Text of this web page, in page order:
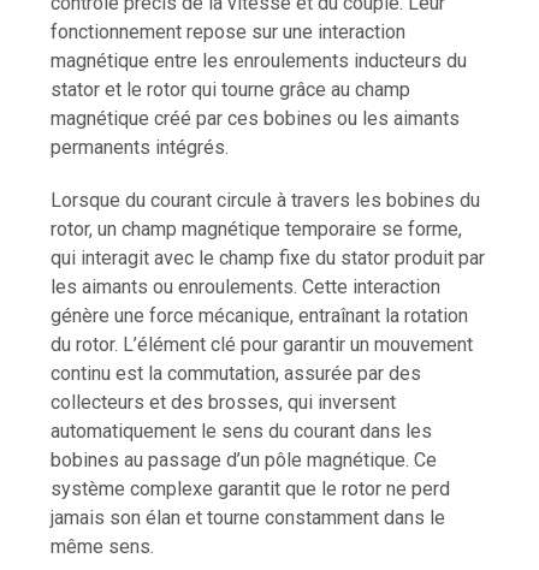
fonctionnement repose sur une interaction
magnétique entre les enroulements inducteurs du
stator et le rotor qui tourne grâce au champ
magnétique créé par ces bobines ou les aimants
permanents intégrés.
Lorsque du courant circule à travers les bobines du
rotor, un champ magnétique temporaire se forme,
qui interagit avec le champ fixe du stator produit par
les aimants ou enroulements. Cette interaction
génère une force mécanique, entraînant la rotation
du rotor. L’élément clé pour garantir un mouvement
continu est la commutation, assurée par des
collecteurs et des brosses, qui inversent
automatiquement le sens du courant dans les
bobines au passage d’un pôle magnétique. Ce
système complexe garantit que le rotor ne perd
jamais son élan et tourne constamment dans le
même sens.